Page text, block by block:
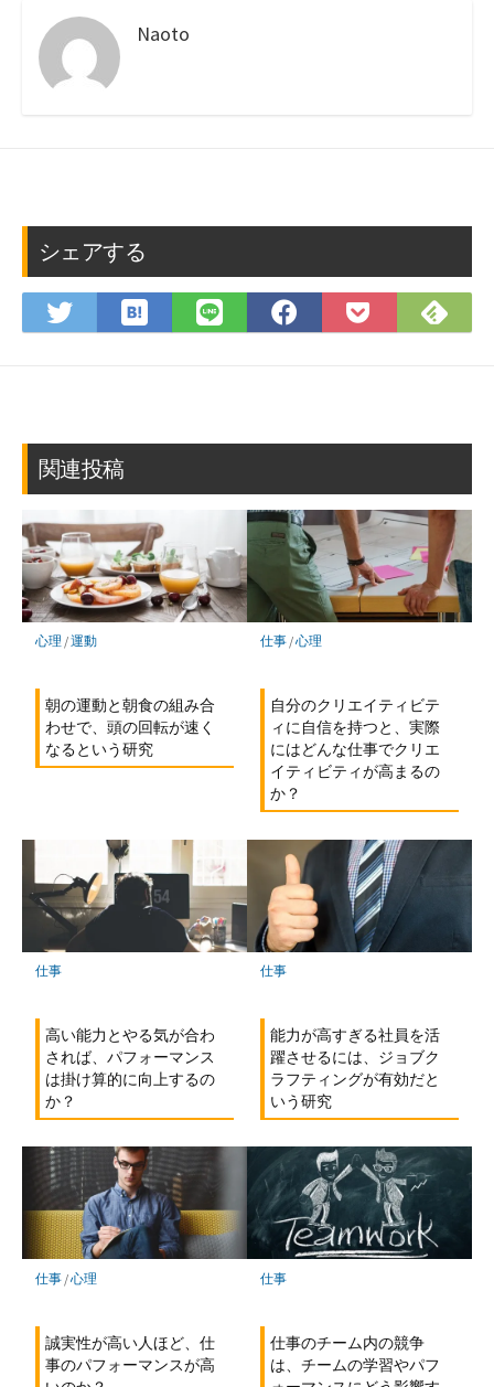
Naoto
シェアする
Twitter
で
は
て
ク
ー
ク
に
保
存
LINE
で
Facebook
で
Pocket
に
で
関連投稿
心理 /運動
朝の運動と朝食の組み合
わせで、頭の回転が速く
なるという研究
仕事/心理
自分のクリエイティビテ
ィに自信を持つと、実際
にはどんな仕事でクリエ
イティビティが高まるの
か？
仕事
高い能力とやる気が合わ
されば、パフォーマンス
は掛け算的に向上するの
か？
仕事
能力が高すぎる社員を活
躍させるには、ジョブク
ラフティングが有効だと
いう研究
仕事/心理
誠実性が高い人ほど、仕
事のパフォーマンスが高
仕事
仕事のチーム内の競争
は、チームの学習やパフ